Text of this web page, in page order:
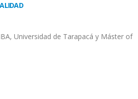
Universidad de Tarapacá y Máster of